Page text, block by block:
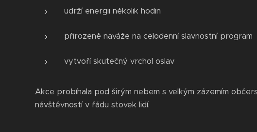
udrží energii několik hodin
přirozeně naváže na celodenní slavnostní program
vytvoří skutečný vrchol oslav
Akce probíhala pod širým nebem s velkým zázemím
návštěvností v řádu stovek lidí.